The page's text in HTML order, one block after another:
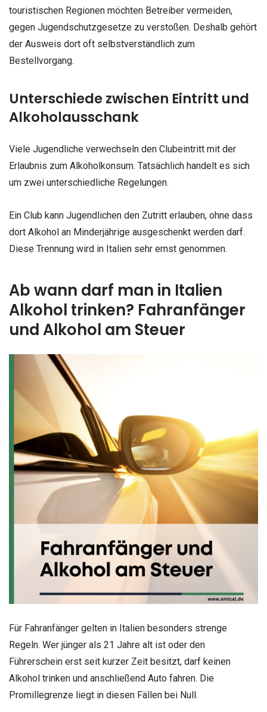
touristischen Regionen möchten Betreiber vermeiden,
gegen Jugendschutzgesetze zu verstoßen. Deshalb gehört
der Ausweis dort oft selbstverständlich zum
Bestellvorgang.
Unterschiede zwischen Eintritt und
Alkoholausschank
Viele Jugendliche verwechseln den Clubeintritt mit der
Erlaubnis zum Alkoholkonsum. Tatsächlich handelt es sich
um zwei unterschiedliche Regelungen.
Ein Club kann Jugendlichen den Zutritt erlauben, ohne dass
dort Alkohol an Minderjährige ausgeschenkt werden darf.
Diese Trennung wird in Italien sehr ernst genommen.
Ab wann darf man in Italien
Alkohol trinken? Fahranfänger
und Alkohol am Steuer
Für Fahranfänger gelten in Italien besonders strenge
Regeln. Wer jünger als 21 Jahre alt ist oder den
Führerschein erst seit kurzer Zeit besitzt, darf keinen
Alkohol trinken und anschließend Auto fahren. Die
Promillegrenze liegt in diesen Fällen bei Null.